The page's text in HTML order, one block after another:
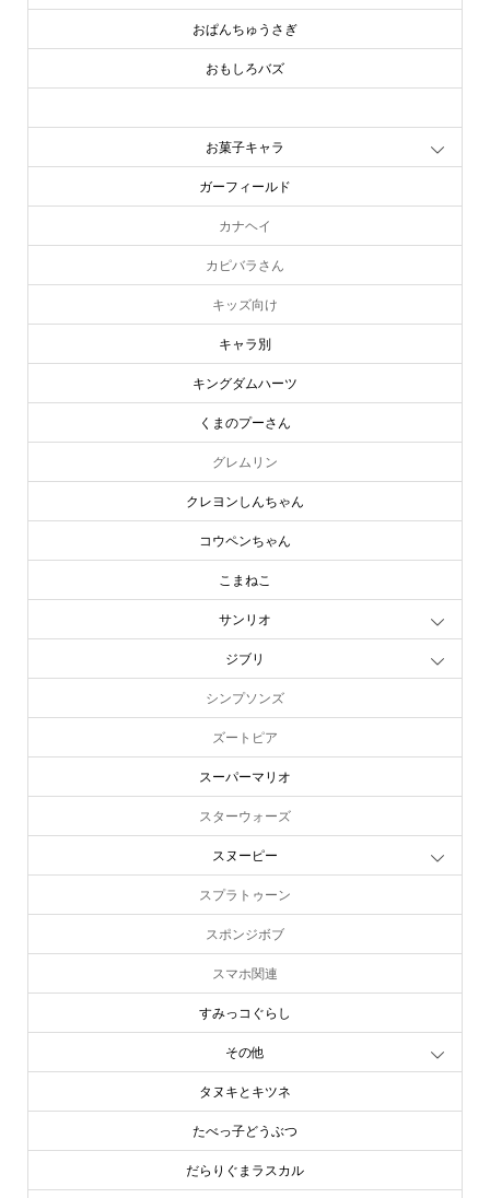
おぱんちゅうさぎ
おもしろバズ
お菓子キャラ
ガーフィールド
カナヘイ
カピバラさん
キッズ向け
キャラ別
キングダムハーツ
くまのプーさん
グレムリン
クレヨンしんちゃん
コウペンちゃん
こまねこ
サンリオ
ジブリ
シンプソンズ
ズートピア
スーパーマリオ
スターウォーズ
スヌーピー
スプラトゥーン
スポンジボブ
スマホ関連
すみっコぐらし
その他
タヌキとキツネ
たべっ子どうぶつ
だらりぐまラスカル